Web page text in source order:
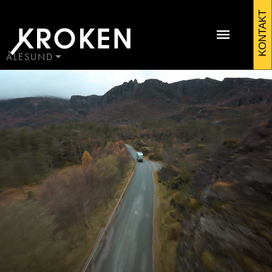
alesund
ÅLESUND
HAUGALAND
ÅLESUND
ÅNDALSNES
KONTAKT
Kontakt Ålesund
Martin Sunde